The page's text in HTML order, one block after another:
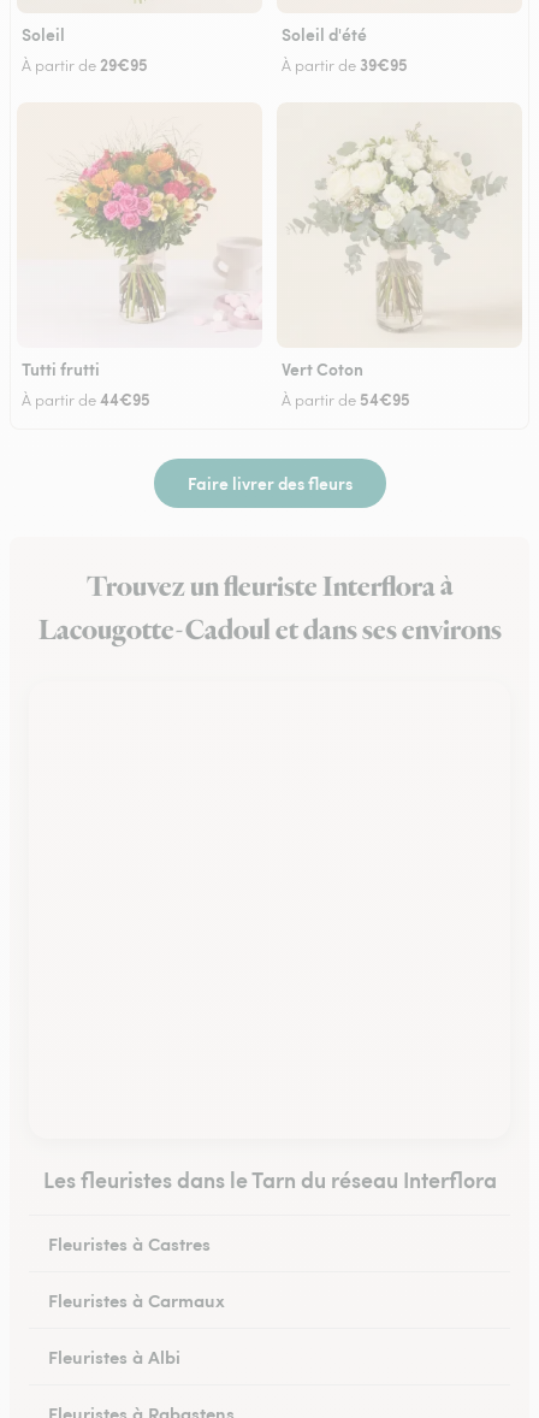
Soleil
À partir de 29€95
Soleil d'été
À partir de 39€95
Tutti frutti
À partir de44€95
Vert Coton
À partir de 54€95
Faire livrer des fleurs
Trouvez un fleuriste Interflora à
Lacougotte-Cadoul et dans ses environs
Les fleuristes dans le Tarn du réseau Interflora
Fleuristes à Castres
Fleuristes à Carmaux
Fleuristes à Albi
Fleuristes à Rabastens